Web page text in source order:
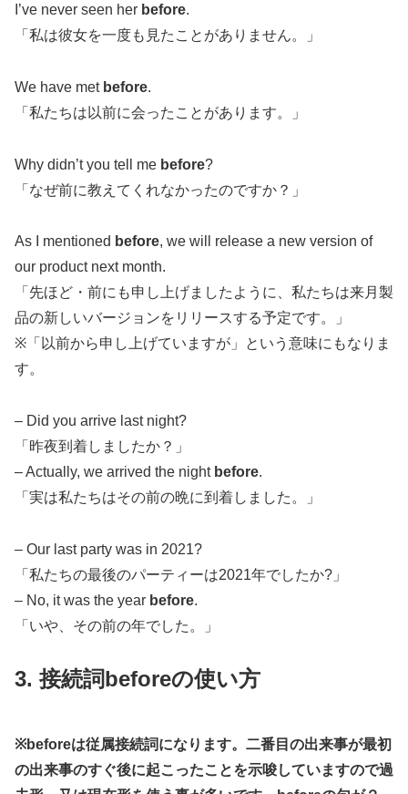
I’ve never seen her before.
「私は彼女を一度も見たことがありません。」
We have met before.
「私たちは以前に会ったことがあります。」
Why didn’t you tell me before?
「なぜ前に教えてくれなかったのですか？」
As I mentioned before, we will release a new version of
our product next month.
「先ほど・前にも申し上げましたように、私たちは来月製
品の新しいバージョンをリリースする予定です。」
※「以前から申し上げていますが」という意味にもなりま
す。
– Did you arrive last night?
「昨夜到着しましたか？」
– Actually, we arrived the night before.
「実は私たちはその前の晩に到着しました。」
– Our last party was in 2021?
「私たちの最後のパーティーは2021年でしたか?」
– No, it was the year before.
「いや、その前の年でした。」
3. 接続詞beforeの使い方
※beforeは従属接続詞になります。二番目の出来事が最初
の出来事のすぐ後に起こったことを示唆していますので過